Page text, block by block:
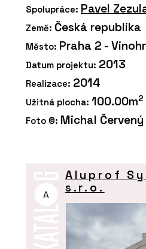
Spolupráce: Pavel
Země: Česká republika
Město: Praha 2 -
Datum projektu: 2013
Realizace: 2014
Užitná plocha: 100.00m2
Foto ©: Michal Červený
A
Aluprof
s.r.o.